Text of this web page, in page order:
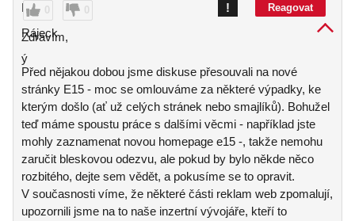
0 0 Reagovat
!
Zdravím,
Před nějakou dobou jsme diskuse přesouvali na nové
stránky E15 - moc se omlouváme za některé výpadky, ke
kterým došlo (ať už celých stránek nebo smajlíků). Bohužel
teď máme spoustu práce s dalšími věcmi - například jste
mohly zaznamenat novou homepage e15 -, takže nemohu
zaručit bleskovou odezvu, ale pokud by bylo někde něco
rozbitého, dejte sem vědět, a pokusíme se to opravit.
V současnosti víme, že některé části reklam web zpomalují,
upozornili jsme na to naše inzertní vývojáře, kteří to